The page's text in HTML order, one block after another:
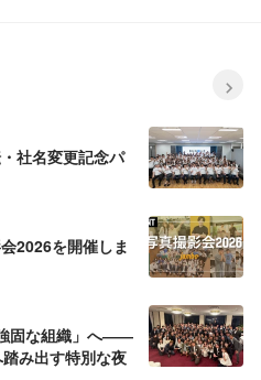
社名変更記念パ
2026を開催しま
固な組織」へ――
み出す特別な夜